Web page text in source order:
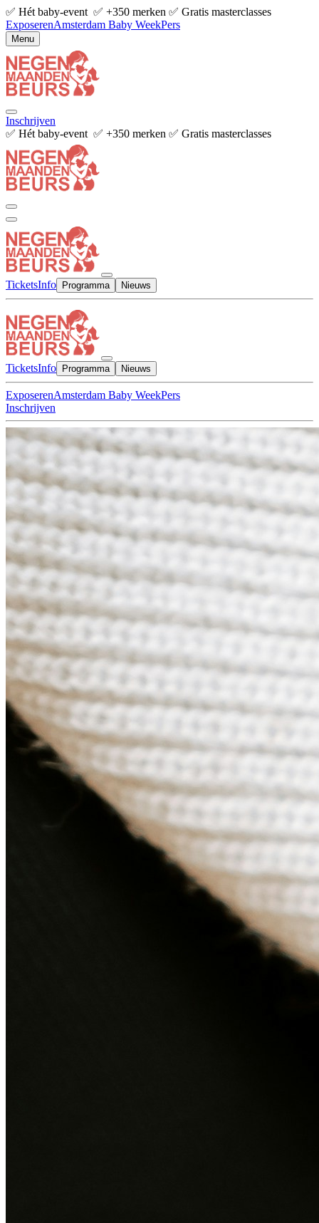
✅ Hét baby-event ✅ +350 merken ✅ Gratis masterclasses
ExposerenAmsterdam Baby WeekPers
Menu
Inschrijven
✅ Hét baby-event ✅ +350 merken ✅ Gratis masterclasses
TicketsInfo Programma Nieuws
TicketsInfo Programma Nieuws
ExposerenAmsterdam Baby WeekPers
Inschrijven